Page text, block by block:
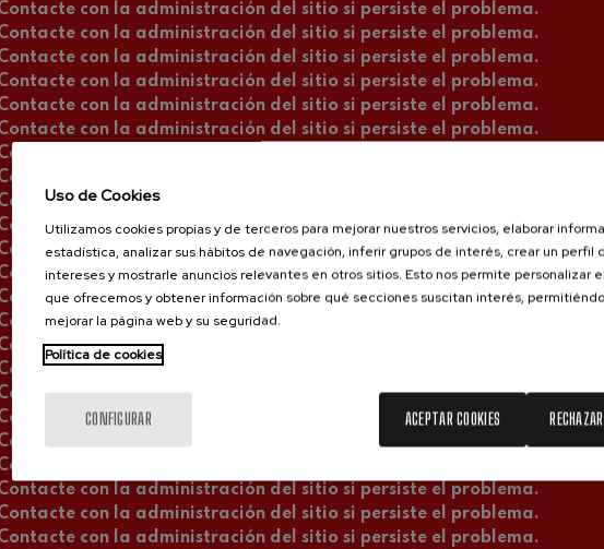
con la administración del sitio si persiste el problema.
con la administración del sitio si persiste el problema.
con la administración del sitio si persiste el problema.
con la administración del sitio si persiste el problema.
con la administración del sitio si persiste el problema.
con la administración del sitio si persiste el problema.
con la administración del sitio si persiste el problema.
con la administración del sitio si persiste el problema.
con la administración del sitio si persiste el problema.
con la administración del sitio si persiste el problema.
con la administración del sitio si persiste el problema.
con la administración del sitio si persiste el problema.
con la administración del sitio si persiste el problema.
con la administración del sitio si persiste el problema.
con la administración del sitio si persiste el problema.
con la administración del sitio si persiste el problema.
con la administración del sitio si persiste el problema.
con la administración del sitio si persiste el problema.
con la administración del sitio si persiste el problema.
con la administración del sitio si persiste el problema.
con la administración del sitio si persiste el problema.
con la administración del sitio si persiste el problema.
con la administración del sitio si persiste el problema.
Uso de Cookies
Utilizamos cookies propias y de terceros para mejorar nuestros servicios, elaborar
estadística, analizar sus hábitos de navegación, inferir grupos de interés, crear un perfil
intereses y mostrarle anuncios relevantes en otros sitios. Esto nos permite personalizar
que ofrecemos y obtener información sobre qué secciones suscitan interés,
mejorar la página web y su seguridad.
Política de cookies
CONFIGURAR ACEPTAR COOKIES